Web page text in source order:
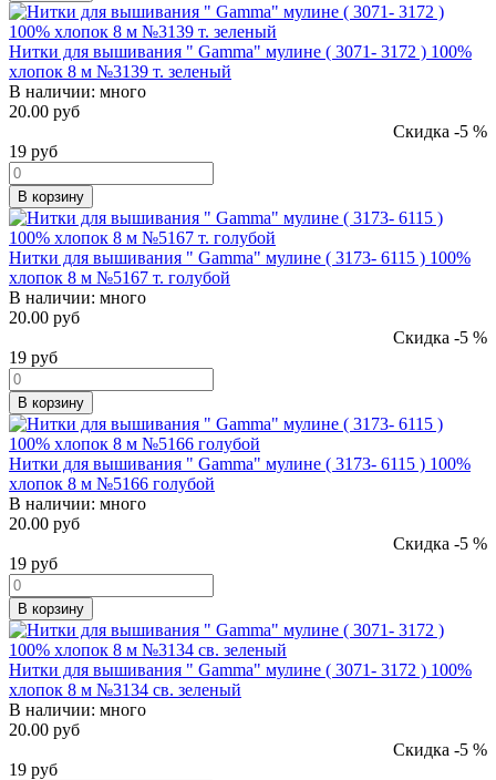
Нитки для вышивания " Gamma" мулине ( 3071- 3172 ) 100%
хлопок 8 м №3139 т. зеленый
В наличии: много
20.00 руб
Скидка -5 %
19 руб
В корзину
Нитки для вышивания " Gamma" мулине ( 3173- 6115 ) 100%
хлопок 8 м №5167 т. голубой
В наличии: много
20.00 руб
Скидка -5 %
19 руб
В корзину
Нитки для вышивания " Gamma" мулине ( 3173- 6115 ) 100%
хлопок 8 м №5166 голубой
В наличии: много
20.00 руб
Скидка -5 %
19 руб
В корзину
Нитки для вышивания " Gamma" мулине ( 3071- 3172 ) 100%
хлопок 8 м №3134 св. зеленый
В наличии: много
20.00 руб
Скидка -5 %
19 руб